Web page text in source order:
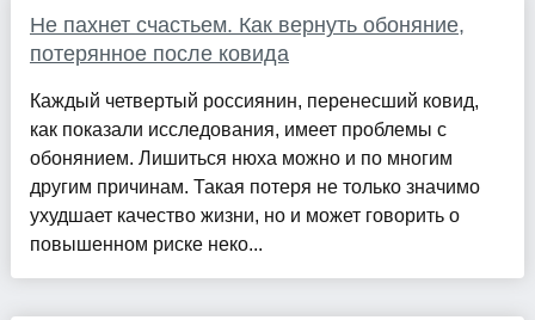
Не пахнет счастьем. Как вернуть обоняние,
потерянное после ковида
Каждый четвертый россиянин, перенесший ковид,
как показали исследования, имеет проблемы с
обонянием. Лишиться нюха можно и по многим
другим причинам. Такая потеря не только значимо
ухудшает качество жизни, но и может говорить о
повышенном риске неко...